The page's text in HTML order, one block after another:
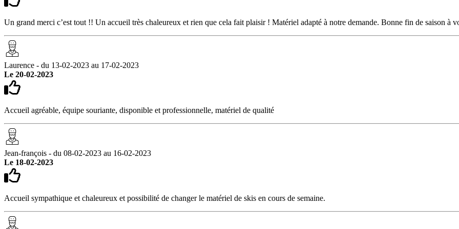
Un grand merci c’est tout !! Un accueil très chaleureux et rien que cela fait plaisir ! Matériel adapté à notre demande. Bonne fin de saison à
Laurence - du 13-02-2023 au 17-02-2023
Le 20-02-2023
Accueil agréable, équipe souriante, disponible et professionnelle, matériel de qualité
Jean-françois - du 08-02-2023 au 16-02-2023
Le 18-02-2023
Accueil sympathique et chaleureux et possibilité de changer le matériel de skis en cours de semaine.